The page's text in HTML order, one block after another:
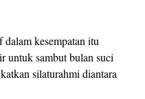
kesempatan itu
untuk sambut bulan suci
silaturahmi diantara